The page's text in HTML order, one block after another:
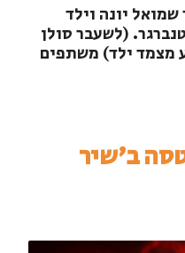
יונה וילד
(לשעבר סולן
מצמד ילד) משתפים
ב'שיר